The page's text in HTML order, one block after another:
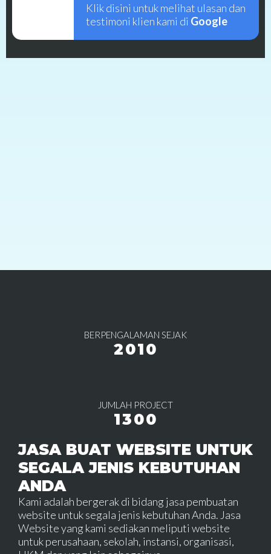
Klik disini untuk melihat ulasan dan
testimoni klien kami di Google
BERPENGALAMAN SEJAK
2010
JUMLAH PROJECT
1300
JASA BUAT WEBSITE UNTUK
SEGALA JENIS KEBUTUHAN
ANDA
Kami adalah bergerak di bidang jasa pembuatan
website untuk segala jenis kebutuhan Anda. Jasa
Website yang kami sediakan meliputi website
untuk perusahaan, sekolah, instansi, organisasi,